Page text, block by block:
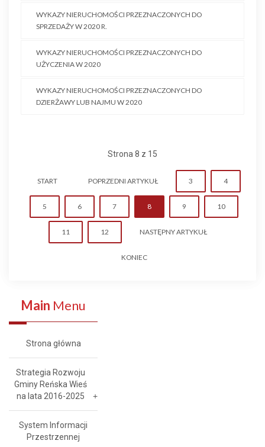
WYKAZY NIERUCHOMOŚCI PRZEZNACZONYCH DO
SPRZEDAŻY W 2020 R.
WYKAZY NIERUCHOMOŚCI PRZEZNACZONYCH DO
UŻYCZENIA W 2020
WYKAZY NIERUCHOMOŚCI PRZEZNACZONYCH DO
DZIERŻAWY LUB NAJMU W 2020
Strona 8 z 15
START POPRZEDNI ARTYKUŁ 3 4
5 6 7 8 9 10
11 12 NASTĘPNY ARTYKUŁ
KONIEC
Main Menu
Strona główna
Strategia Rozwoju
Gminy Reńska Wieś
na lata 2016-2025
System Informacji
Przestrzennej